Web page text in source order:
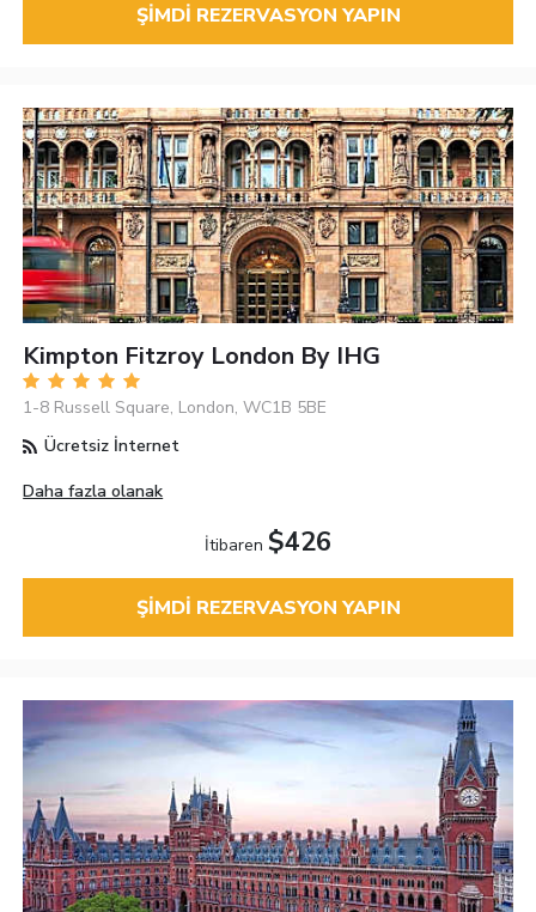
ŞIMDI REZERVASYON YAPIN
Kimpton Fitzroy London By IHG
1-8 Russell Square, London, WC1B 5BE
Ücretsiz İnternet
Daha fazla olanak
İtibaren $426
ŞIMDI REZERVASYON YAPIN